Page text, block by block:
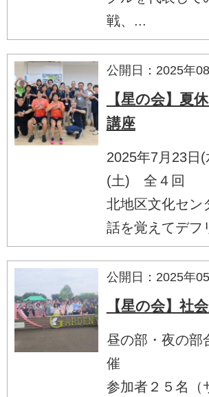
戦、...
公開日：2025年
【星の会】夏
講座
2025年7月23日(
(土) 全４回
北地区文化セン
話を覚えてデフ
公開日：2025年
【星の会】社
昼の部・夜の部
催
参加者２５名（